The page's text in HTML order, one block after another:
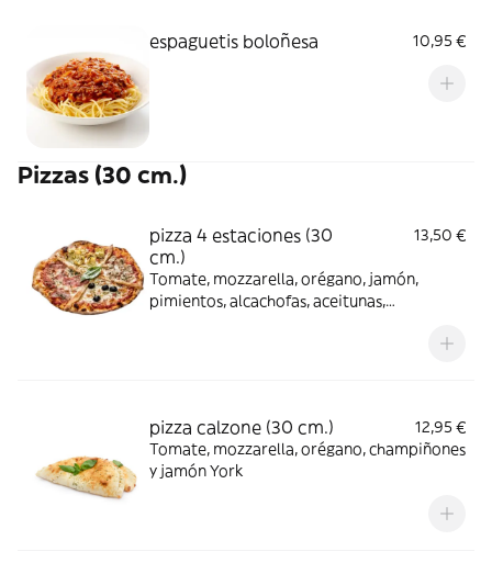
espaguetis boloñesa 10,95 €
Pizzas (30 cm.)
pizza 4 estaciones (30
cm.)
13,50 €
Tomate, mozzarella, orégano, jamón,
pimientos, alcachofas, aceitunas,
pizza calzone (30 cm.)
12,95 €
Tomate, mozzarella, orégano, champiñones
y jamón York